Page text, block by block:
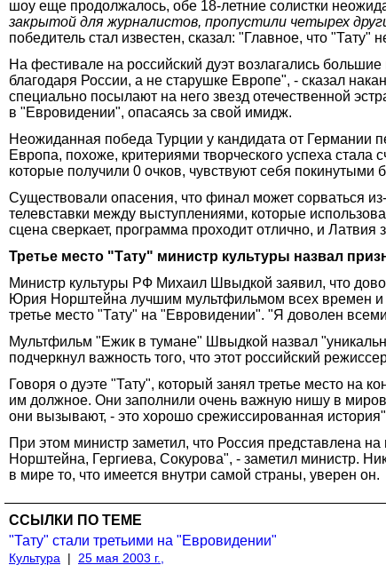
шоу еще продолжалось, обе 18-летние солистки
закрытой для журналистов, пропустили четырех
победитель стал известен, сказал: "Главное, что
На фестивале на российский дуэт возлагались
благодаря России, а не старушке Европе", - сказал
специально посылают на него звезд отечественной
в "Евровидении", опасаясь за свой имидж.
Неожиданная победа Турции у кандидата от Германии
Европа, похоже, критериями творческого успеха
которые получили 0 очков, чувствуют себя покинутыми
Существовали опасения, что финал может сорваться
телевставки между выступлениями, которые
сцена сверкает, программа проходит отлично, и
Третье место "Тату" министр культуры назвал
Министр культуры РФ Михаил Швыдкой заявил, что
Юрия Норштейна лучшим мультфильмом всех времен
третье место "Тату" на "Евровидении". "Я доволен
Мультфильм "Ежик в тумане" Швыдкой назвал
подчеркнул важность того, что этот российский
Говоря о дуэте "Тату", который занял третье место на
им должное. Они заполнили очень важную нишу в
они вызывают, - это хорошо срежиссированная
При этом министр заметил, что Россия представлена
Норштейна, Гергиева, Сокурова", - заметил министр.
в мире то, что имеется внутри самой страны, уверен он.
ССЫЛКИ ПО ТЕМЕ
"Тату" стали третьими на "Евровидении"
Культура | 25 мая 2003 г.,